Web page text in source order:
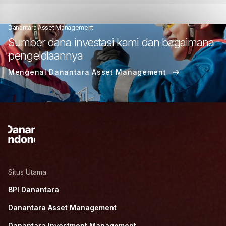
Danantara Asset Management
Sumber dana investasi kami dan bagaimana
pengelolaannya
Mengenal Danantara Asset Management
Situs Utama
BPI Danantara
Danantara Asset Management